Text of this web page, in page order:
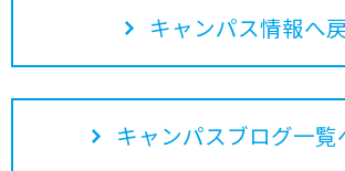
キャンパス情報へ
キャンパスブログ一覧